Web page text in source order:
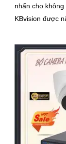
nhấn cho không gian. Với công nghệ tiên
KBvision được